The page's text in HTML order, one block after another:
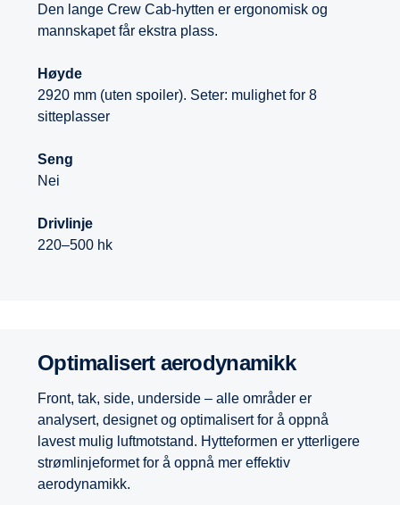
Den lange Crew Cab-hytten er ergonomisk og
mannskapet får ekstra plass.
Høyde
2920 mm (uten spoiler). Seter: mulighet for 8
sitteplasser
Seng
Nei
Drivlinje
220–500 hk
Optimalisert aerodynamikk
Front, tak, side, underside – alle områder er
analysert, designet og optimalisert for å oppnå
lavest mulig luftmotstand. Hytteformen er ytterligere
strømlinjeformet for å oppnå mer effektiv
aerodynamikk.